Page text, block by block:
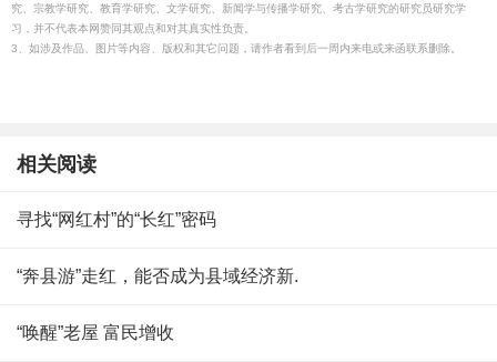
究、宗教学研究、教育学研究、文学研究、新闻学与传播学研究、考古学研究的研究员研究学
习，并不代表本网赞同其观点和对其真实性负责。
3、如涉及作品、图片等内容、版权和其它问题，请作者看到后一周内来电或来函联系删除。
相关阅读
寻找“网红村”的“长红”密码
“奔县游”走红，能否成为县域经济新.
“唤醒”老屋 富民增收